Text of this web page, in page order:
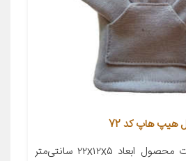
هاپ کد 72
معرفی محصول جزئیات محصول ابعاد ۲۲x۱۲x۵ سانتی‌متر